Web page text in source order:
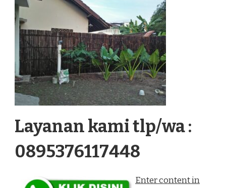
Layanan kami tlp/wa :
0895376117448
Enter content in